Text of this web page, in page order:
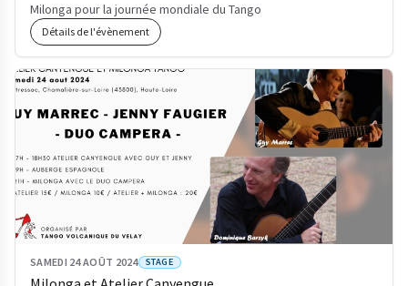
Milonga pour la journée mondiale du Tango
Détails de l'évènement
SAMEDI 24 AOÛT 2024 STAGE